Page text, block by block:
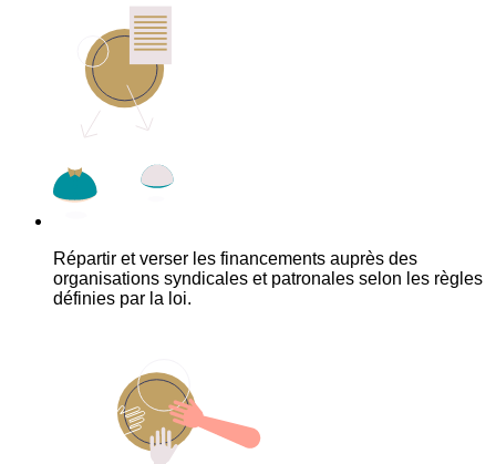
Répartir et verser les financements auprès des
organisations syndicales et patronales selon les règles
définies par la loi.